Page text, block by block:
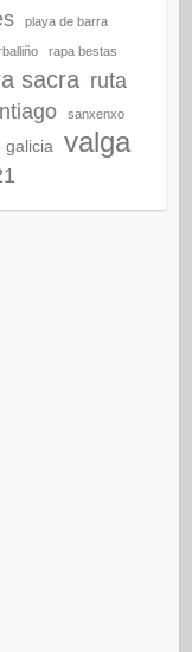
playa de barra
rapa bestas
sacra ruta
sanxenxo
galicia valga